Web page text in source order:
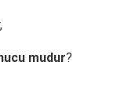
mudur?